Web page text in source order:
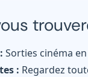
Sorties cinéma
: Regardez